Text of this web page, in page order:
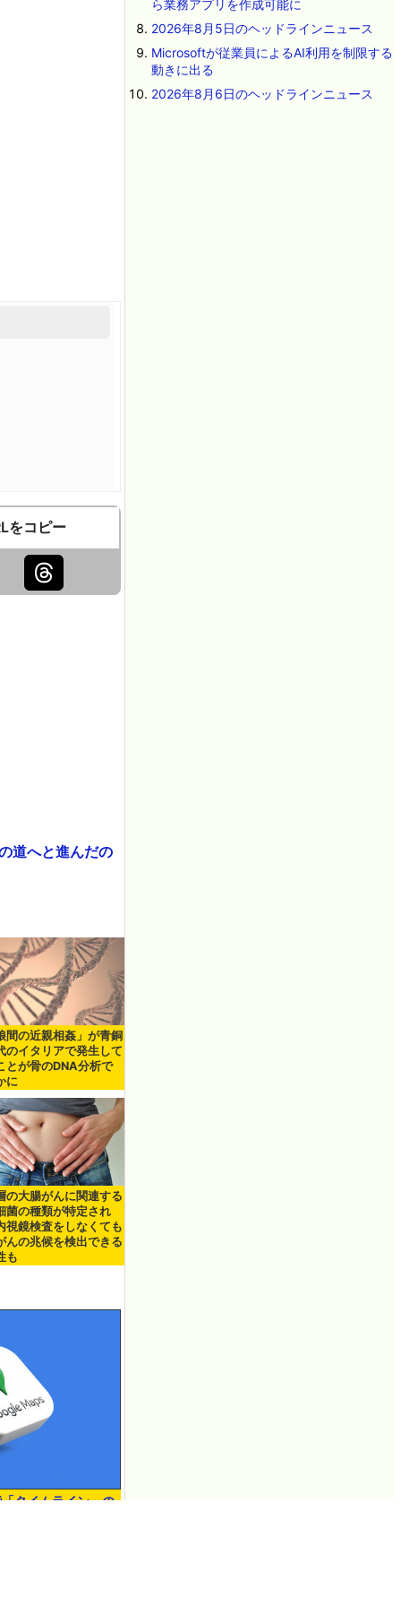
をコピー
道へと進んだの
間の近親相姦」が青銅
のイタリアで発生して
とが骨のDNA分析で
に
の大腸がんに関連する
菌の種類が特定され
視鏡検査をしなくても
んの兆候を検出できる
も
タイムライン」の
ら業務アプリを作成可能に
2026年8月5日のヘッドラインニュース
Microsoftが従業員によるAI利用を制限する
動きに出る
2026年8月6日のヘッドラインニュース